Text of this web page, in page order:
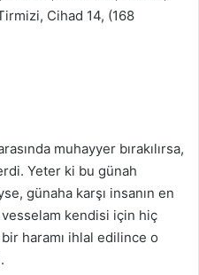
Cihad 14, (168
muhayyer bırakılırsa,
Yeter ki bu günah
günaha karşı insanın en
kendisi için hiç
bir haramı ihlal edilince o